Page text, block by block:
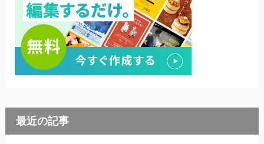
最近の記事